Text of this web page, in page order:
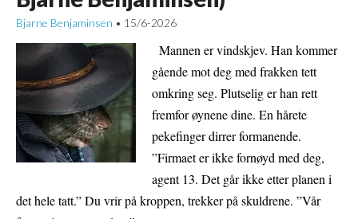
Bjarne Benjaminsen • 15/6-2026
Mannen er vindskjev. Han kommer
gående mot deg med frakken tett
omkring seg. Plutselig er han rett
fremfor øynene dine. En hårete
pekefinger dirrer formanende.
”Firmaet er ikke fornøyd med deg,
agent 13. Det går ikke etter planen i
det hele tatt.” Du vrir på kroppen, trekker på skuldrene. ”Vår